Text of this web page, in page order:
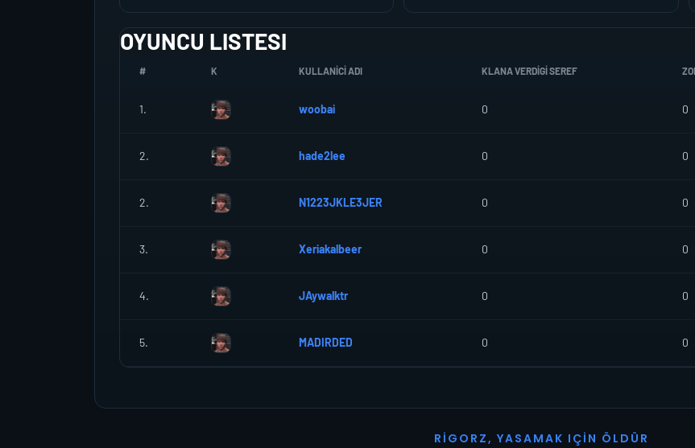
OYUNCU LISTESI
# K KULLANICI ADI KLANA VERDIGI SEREF
1. woobai 0 0
2. hade2lee 0 0
2. N1223JKLE3JER 0 0
3. Xeriakalbeer 0 0
4. JAywalktr 0 0
5. MADIRDED 0 0
R I G O R Z, YASAMAK I ÇI N Ö L D Ü R